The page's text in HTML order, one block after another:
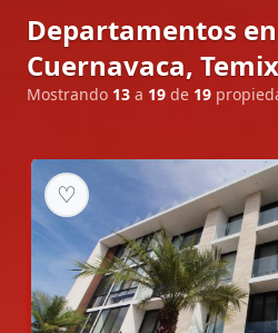
Departamentos
Cuernavaca,
Mostrando 13 a 19 de 19
♡